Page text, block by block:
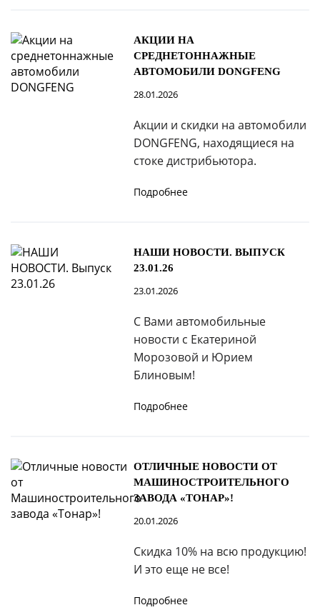
АКЦИИ НА
СРЕДНЕТОННАЖНЫЕ
АВТОМОБИЛИ DONGFENG
28.01.2026
Акции и скидки на автомобили
DONGFENG, находящиеся на
стоке дистрибьютора.
Подробнее
НАШИ НОВОСТИ. ВЫПУСК
23.01.26
23.01.2026
С Вами автомобильные
новости с Екатериной
Морозовой и Юрием
Блиновым!
Подробнее
ОТЛИЧНЫЕ НОВОСТИ ОТ
МАШИНОСТРОИТЕЛЬНОГО
ЗАВОДА «ТОНАР»!
20.01.2026
Скидка 10% на всю продукцию!
И это еще не все!
Подробнее